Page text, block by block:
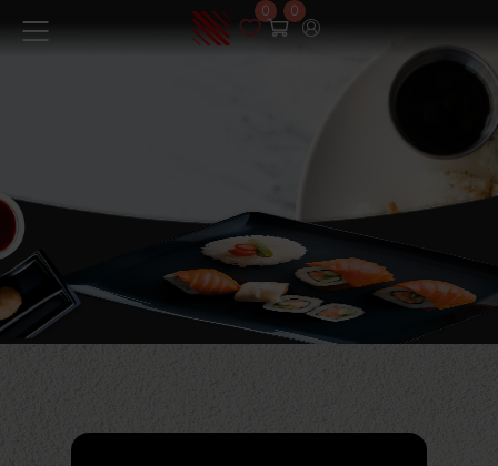
0 0
Menüü